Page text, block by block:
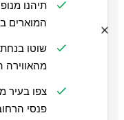
תיהנו
המוארים
שוטו בנחת
צפו בעיר
פנסי